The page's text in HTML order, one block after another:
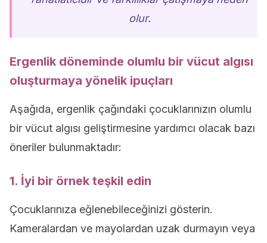
olur.
Ergenlik döneminde olumlu bir vücut algısı
oluşturmaya yönelik ipuçları
Aşağıda, ergenlik çağındaki çocuklarınızın olumlu
bir vücut algısı geliştirmesine yardımcı olacak bazı
öneriler bulunmaktadır:
1. İyi bir örnek teşkil edin
Çocuklarınıza eğlenebileceğinizi gösterin.
Kameralardan ve mayolardan uzak durmayın veya